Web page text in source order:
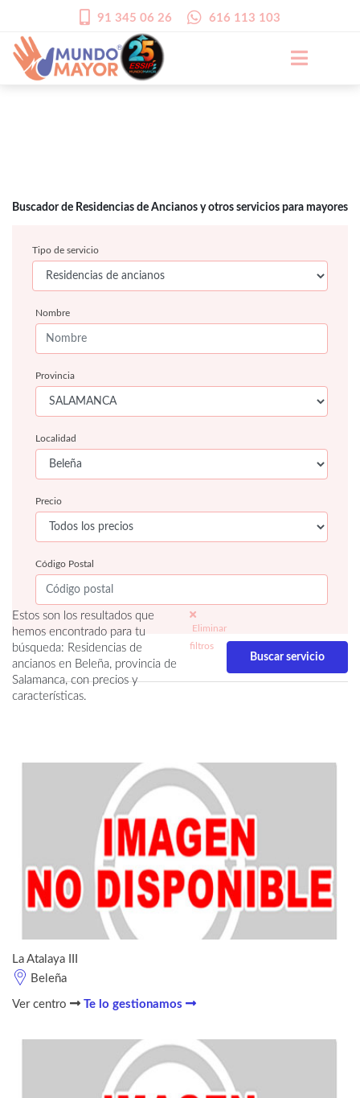
91 345 06 26 616 113 103
Buscador de Residencias de Ancianos y otros servicios para mayores
Tipo de servicio
Nombre
Provincia
Localidad
Precio
Código Postal
Estos son los resultados que
hemos encontrado para tu
búsqueda: Residencias de
ancianos en Beleña, provincia de
Salamanca, con precios y
características.
Eliminar
filtros
La Atalaya III
Beleña
Ver centro Te lo gestionamos